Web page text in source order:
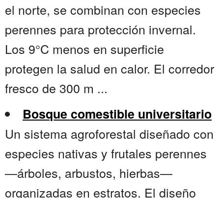
el norte, se combinan con especies
perennes para protección invernal.
Los 9°C menos en superficie
protegen la salud en calor. El corredor
fresco de 300 m ...
Bosque comestible universitario
Un sistema agroforestal diseñado con
especies nativas y frutales perennes
—árboles, arbustos, hierbas—
organizadas en estratos. El diseño